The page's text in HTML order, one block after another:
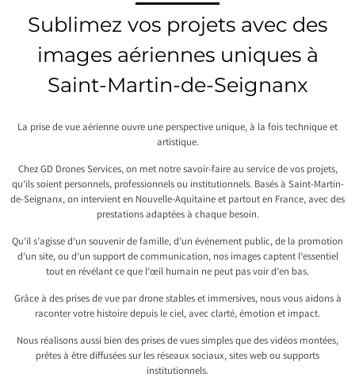
Sublimez vos projets avec des
images aériennes uniques à
Saint-Martin-de-Seignanx
La prise de vue aérienne ouvre une perspective unique, à la fois technique et
artistique.
Chez GD Drones Services, on met notre savoir-faire au service de vos projets,
qu’ils soient personnels, professionnels ou institutionnels. Basés à Saint-Martin-
de-Seignanx, on intervient en Nouvelle-Aquitaine et partout en France, avec des
prestations adaptées à chaque besoin.
Qu’il s’agisse d’un souvenir de famille, d’un événement public, de la promotion
d’un site, ou d’un support de communication, nos images captent l’essentiel
tout en révélant ce que l’œil humain ne peut pas voir d’en bas.
Grâce à des prises de vue par drone stables et immersives, nous vous aidons à
raconter votre histoire depuis le ciel, avec clarté, émotion et impact.
Nous réalisons aussi bien des prises de vues simples que des vidéos montées,
prêtes à être diffusées sur les réseaux sociaux, sites web ou supports
institutionnels.